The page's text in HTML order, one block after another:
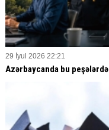
29 İyul 2026 22:21
Azərbaycanda bu peşələrdə